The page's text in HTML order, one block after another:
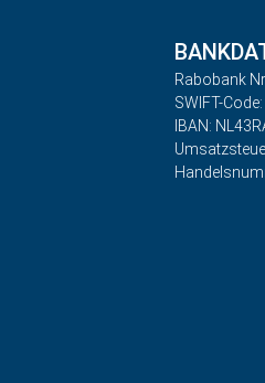
Rabobank
SWIFT-
IBAN: